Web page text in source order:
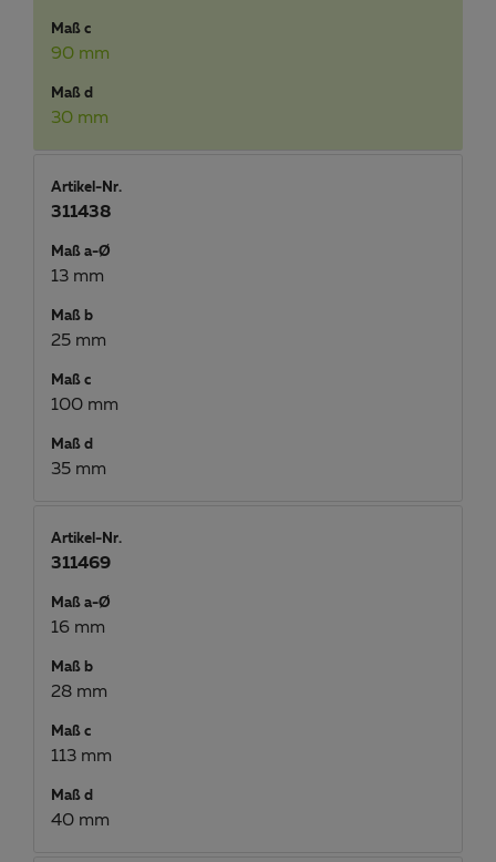
Maß c
90 mm
Maß d
30 mm
Artikel-Nr.
311438
Maß a-Ø
13 mm
Maß b
25 mm
Maß c
100 mm
Maß d
35 mm
Artikel-Nr.
311469
Maß a-Ø
16 mm
Maß b
28 mm
Maß c
113 mm
Maß d
40 mm